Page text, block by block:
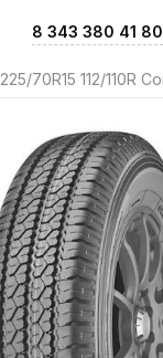
8 343 380 41 80
225/70R15 112/110R